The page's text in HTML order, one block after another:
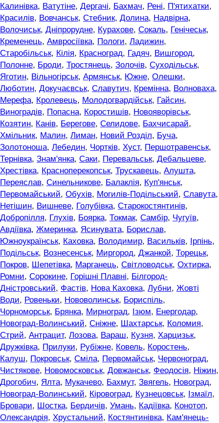
Калинівка, Ватутіне, Дергачі, Бахмач, Рені, П'ятихатки,
Красилів, Вовчанськ, Стебник, Долина, Надвірна,
Волочиськ, Дніпрорудне, Курахове, Сокаль, Генічеськ,
Кременець, Амвросіївка, Пологи, Ладижин,
Старобільськ, Кілія, Красноград, Гадяч, Вишгород,
Полонне, Броди, Тростянець, Золочів, Суходільськ,
Яготин, Вільногірськ, Армянськ, Южне, Олешки,
Люботин, Докучаєвськ, Славутич, Кремінна, Волноваха,
Мерефа, Кролевець, Молодогвардійськ, Гайсин,
Виноградів, Попасна, Коростишів, Новояворівськ,
Козятин, Канів, Берегове, Селидове, Бахчисарай,
Хмільник, Малин, Лиман, Новий Розділ, Буча,
Золотоноша, Лебедин, Чортків, Хуст, Першотравенськ,
Тернівка, Знам'янка, Саки, Перевальськ, Дебальцеве,
Хрестівка, Красноперекопськ, Трускавець, Алушта,
Переяслав, Синельникове, Балаклія, Куп'янськ,
Первомайський, Обухів, Могилів-Подільський, Славута,
Нетішин, Вишневе, Голубівка, Старокостянтинів,
Добропілля, Глухів, Боярка, Токмак, Самбір, Чугуїв,
Авдіївка, Жмеринка, Ясинувата, Борислав,
Южноукраїнськ, Каховка, Володимир, Васильків, Ірпінь,
Подільськ, Вознесенськ, Миргород, Джанкой, Торецьк,
Покров, Шепетівка, Марганець, Світловодськ, Охтирка,
Ромни, Сорокине, Горішні Плавні, Білгород-
Дністровський, Фастів, Нова Каховка, Лубни, Жовті
Води, Ровеньки, Нововолинськ, Бориспіль,
Чорноморськ, Брянка, Мирноград, Ізюм, Енергодар,
Новоград-Волинський, Сніжне, Шахтарськ, Коломия,
Стрий, Антрацит, Лозова, Вараш, Кузня, Харцизьк,
Дружківка, Прилуки, Рубіжне, Ковель, Коростень,
Калуш, Покровськ, Сміла, Первомайськ, Червоноград,
Чистякове, Новомосковськ, Довжанськ, Феодосія, Ніжин,
Дрогобич, Ялта, Мукачево, Бахмут, Звягель, Новоград,
Новоград-Волинський, Кіровоград, Кузнецовськ, Ізмаїл,
Бровари, Шостка, Бердичів, Умань, Кадіївка, Конотоп,
Олександрія, Хрустальний, Костянтинівка, Кам'янець-